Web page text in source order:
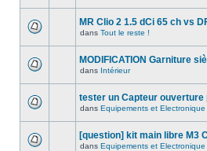
MR Clio 2 1.5 dCi 65 ch vs
dans Tout le reste !
MODIFICATION Garniture
dans Intérieur
tester un Capteur
dans Equipements et Electronique
[question] kit main libre M3
dans Equipements et Electronique